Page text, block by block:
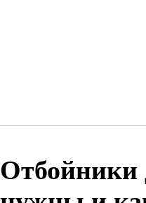
Отбойники